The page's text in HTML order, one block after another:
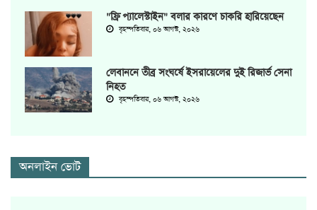
"ফ্রি প্যালেস্টাইন" বলার কারণে চাকরি হারিয়েছেন
বৃহস্পতিবার, ০৬ আগস্ট, ২০২৬
লেবাননে তীব্র সংঘর্ষে ইসরায়েলের দুই রিজার্ভ সেনা
নিহত
বৃহস্পতিবার, ০৬ আগস্ট, ২০২৬
অনলাইন ভোট